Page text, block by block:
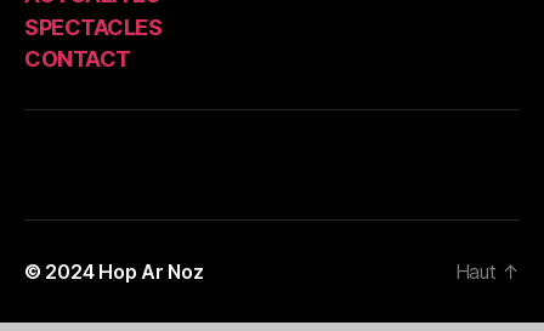
SPECTACLES
CONTACT
© 2024 Hop Ar Noz Haut ↑